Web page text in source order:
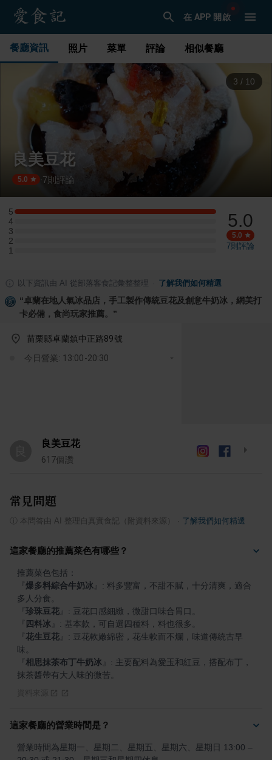
在 APP 開啟
餐廳資訊 照片 菜單 評論 相似餐廳
3 / 10
良美豆花
5.0 7則評論
5
5 星：1 則評論
4
4 星：0 則評論
3
3 星：0 則評論
2
2 星：0 則評論
1
1 星：0 則評論
5.0
5.0
7則評論
以下資訊由 AI 從部落客食記彙整整理 了解我們如何精選
“卓蘭在地人氣冰品店，手工製作傳統豆花及創意牛奶冰，網美打
卡必備，食尚玩家推薦。 ”
苗栗縣卓蘭鎮中正路89號
今日營業: 13:00-20:30
良美豆花
617個讚
常見問題
本問答由 AI 整理自真實食記（附資料來源） 了解我們如何精選
這家餐廳的推薦菜色有哪些？
爆多料綜合牛奶冰
: 料多豐富，不甜不膩，十分清爽，適合
珍珠豆花
四料冰
花生豆花
: 豆花軟嫩綿密，花生軟而不爛，味道傳統古早
相思抹茶布丁牛奶冰
: 主要配料為愛玉和紅豆，搭配布丁，
抹茶醬帶有大人味的微苦。
這家餐廳的營業時間是？
營業時間為星期一、星期二、星期五、星期六、星期日 13:00 –